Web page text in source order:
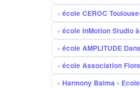
école CEROC
école InMotion Studio
école AMPLITUDE
école Association
Harmony Balma -